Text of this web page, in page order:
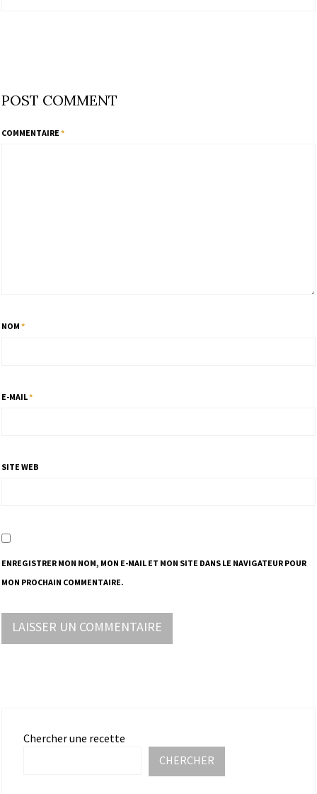
POST COMMENT
COMMENTAIRE *
NOM *
E-MAIL*
SITE WEB
ENREGISTRER MON NOM, MON E-MAIL ET MON SITE DANS LE NAVIGATEUR POUR
MON PROCHAIN COMMENTAIRE.
Chercher une recette
CHERCHER